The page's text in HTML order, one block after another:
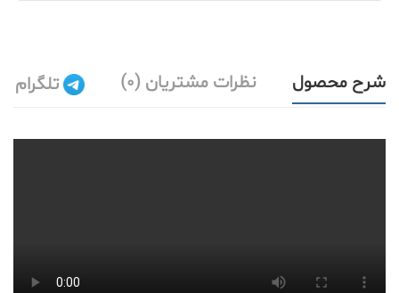
شرح محصول نظرات مشتریان (0) تلگرام